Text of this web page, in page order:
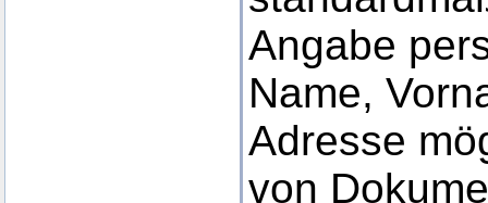
Angabe
Name,
Adresse
von